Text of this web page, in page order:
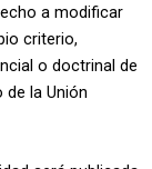
a modificar
criterio,
o doctrinal de
la Unión